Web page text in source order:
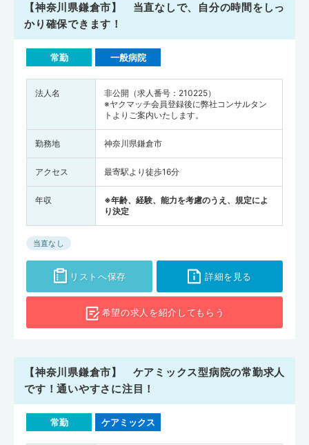
【神奈川県鎌倉市】 当直なしで、自分の時間をしっ
かり確保できます！
常勤 一般病院
法人名
非公開（求人番号：210225）
※ヤクマッチ会員登録後に弊社コンサルタン
トよりご案内いたします。
勤務地 神奈川県鎌倉市
アクセス 最寄駅より徒歩16分
年収
※年齢、経験、能力を考慮のうえ、規定によ
り決定
当直なし
リストへ保存 詳細を見る
希望の求人を紹介してもらう
【神奈川県鎌倉市】 ケアミックス型病院の常勤求人
です！通いやすさに注目！
常勤 ケアミックス